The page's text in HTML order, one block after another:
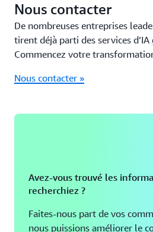
Nous contacter
De nombreuses entreprises
tirent déjà parti des services d’IA
Commencez votre
Nous contacter »
Avez-vous trouvé les
recherchiez ?
Faites-nous part de vos
nous puissions améliorer le